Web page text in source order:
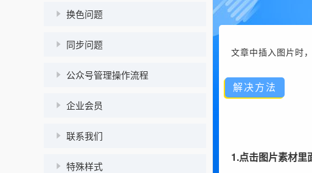
换色问题
同步问题
公众号管理操作流程
企业会员
联系我们
特殊样式
文章中插入图片时
解决方法
1.点击图片素材里